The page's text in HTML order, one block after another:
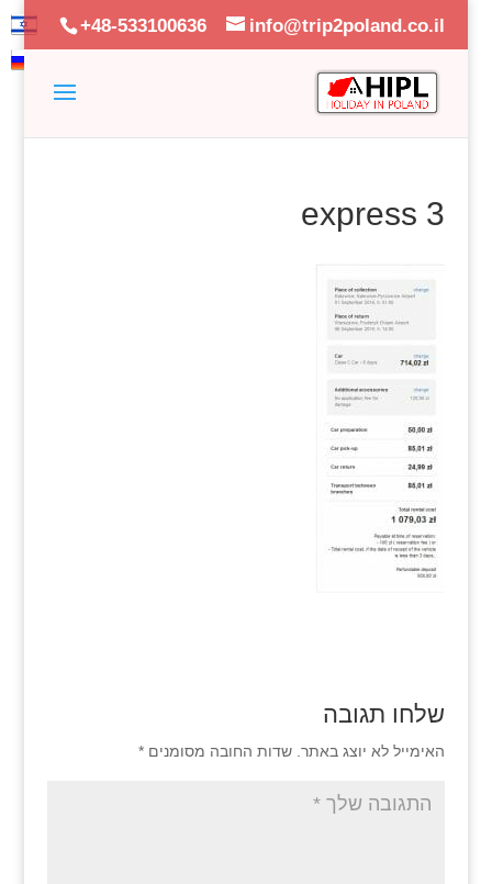
+48-533100636 info@trip2poland.co.il
express 3
שלחו תגובה
האימייל לא יוצג באתר. שדות החובה מסומנים *